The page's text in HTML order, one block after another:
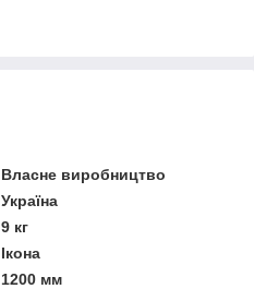
Власне виробництво
Україна
9 кг
Ікона
1200 мм